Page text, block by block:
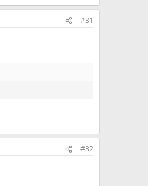
#31
#32